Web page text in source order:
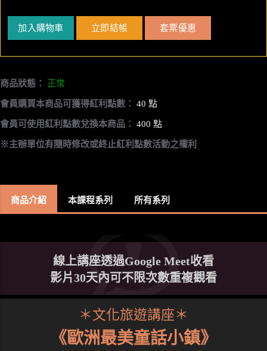
加入購物車 立即結帳 套票優惠
商品狀態： 正常
會員購買本商品可獲得紅利點數： 40 點
會員可使用紅利點數兌換本商品： 400 點
※主辦單位有隨時修改或終止紅利點數活動之權利
商品介紹 本課程系列 所有系列
線上講座透過Google Meet收看
影片30天內可不限次數重複觀看
＊文化旅遊講座＊
《歐洲最美童話小鎮》